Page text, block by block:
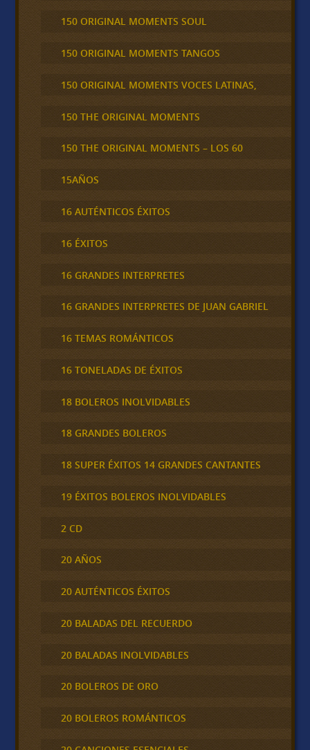
150 ORIGINAL MOMENTS SOUL
150 ORIGINAL MOMENTS TANGOS
150 ORIGINAL MOMENTS VOCES LATINAS,
150 THE ORIGINAL MOMENTS
150 THE ORIGINAL MOMENTS – LOS 60
15AÑOS
16 AUTÉNTICOS ÉXITOS
16 ÉXITOS
16 GRANDES INTERPRETES
16 GRANDES INTERPRETES DE JUAN GABRIEL
16 TEMAS ROMÁNTICOS
16 TONELADAS DE ÉXITOS
18 BOLEROS INOLVIDABLES
18 GRANDES BOLEROS
18 SUPER ÉXITOS 14 GRANDES CANTANTES
19 ÉXITOS BOLEROS INOLVIDABLES
2 CD
20 AÑOS
20 AUTÉNTICOS ÉXITOS
20 BALADAS DEL RECUERDO
20 BALADAS INOLVIDABLES
20 BOLEROS DE ORO
20 BOLEROS ROMÁNTICOS